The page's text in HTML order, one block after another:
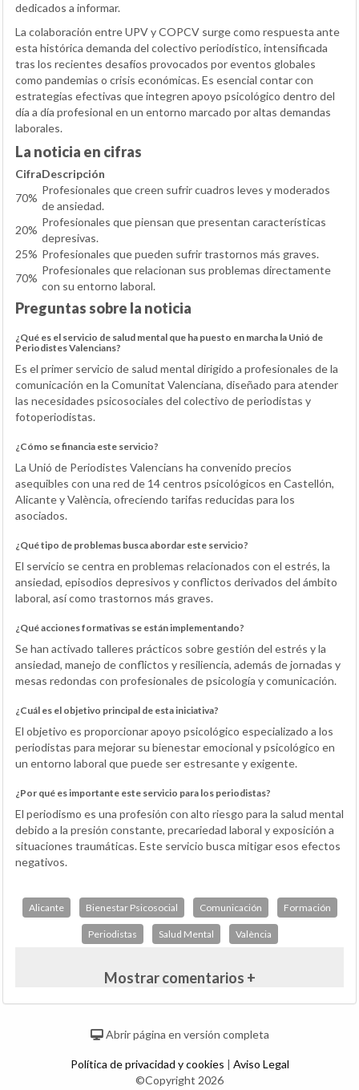
dedicados a informar.
La colaboración entre UPV y COPCV surge como respuesta ante
esta histórica demanda del colectivo periodístico, intensificada
tras los recientes desafíos provocados por eventos globales
como pandemias o crisis económicas. Es esencial contar con
estrategias efectivas que integren apoyo psicológico dentro del
día a día profesional en un entorno marcado por altas demandas
laborales.
La noticia en cifras
CifraDescripción
70%
Profesionales que creen sufrir cuadros leves y moderados
de ansiedad.
20%
Profesionales que piensan que presentan características
depresivas.
25% Profesionales que pueden sufrir trastornos más graves.
70%
Profesionales que relacionan sus problemas directamente
con su entorno laboral.
Preguntas sobre la noticia
¿Qué es el servicio de salud mental que ha puesto en marcha la Unió de
Periodistes Valencians?
Es el primer servicio de salud mental dirigido a profesionales de la
comunicación en la Comunitat Valenciana, diseñado para atender
las necesidades psicosociales del colectivo de periodistas y
fotoperiodistas.
¿Cómo se financia este servicio?
La Unió de Periodistes Valencians ha convenido precios
asequibles con una red de 14 centros psicológicos en Castellón,
Alicante y València, ofreciendo tarifas reducidas para los
asociados.
¿Qué tipo de problemas busca abordar este servicio?
El servicio se centra en problemas relacionados con el estrés, la
ansiedad, episodios depresivos y conflictos derivados del ámbito
laboral, así como trastornos más graves.
¿Qué acciones formativas se están implementando?
Se han activado talleres prácticos sobre gestión del estrés y la
ansiedad, manejo de conflictos y resiliencia, además de jornadas y
mesas redondas con profesionales de psicología y comunicación.
¿Cuál es el objetivo principal de esta iniciativa?
El objetivo es proporcionar apoyo psicológico especializado a los
periodistas para mejorar su bienestar emocional y psicológico en
un entorno laboral que puede ser estresante y exigente.
¿Por qué es importante este servicio para los periodistas?
El periodismo es una profesión con alto riesgo para la salud mental
debido a la presión constante, precariedad laboral y exposición a
situaciones traumáticas. Este servicio busca mitigar esos efectos
negativos.
Alicante Bienestar Psicosocial Comunicación Formación
Periodistas Salud Mental València
Mostrar comentarios +
Abrir página en versión completa
Política de privacidad y cookies | Aviso Legal
©Copyright 2026